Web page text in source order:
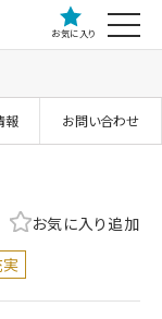
お気に入り
報 お問い合わせ
お気に入り追加